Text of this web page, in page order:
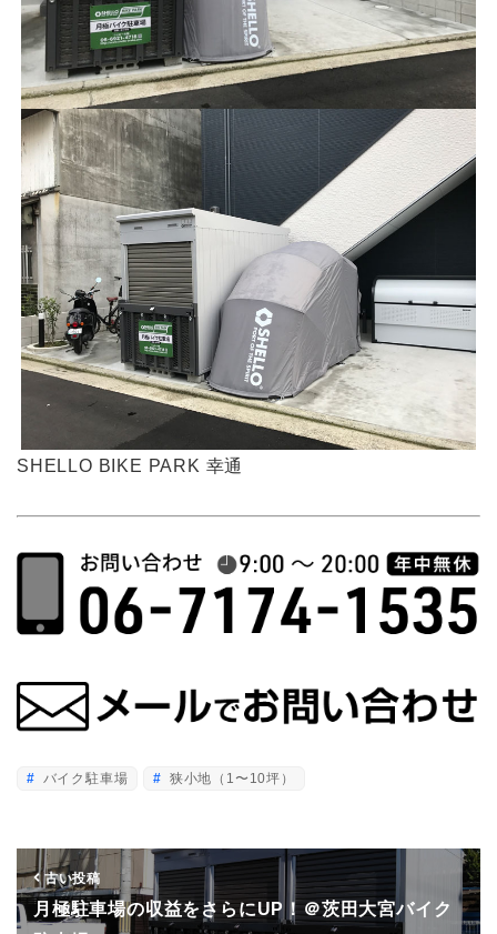
SHELLO BIKE PARK 幸通
バイク駐車場 狭小地（1〜10坪）
古い投稿
月極駐車場の収益をさらにUP！＠茨田大宮バイク